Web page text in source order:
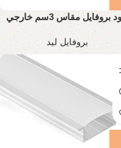
عود بروفايل مقاس 3سم خارجي
بروفايل ليد